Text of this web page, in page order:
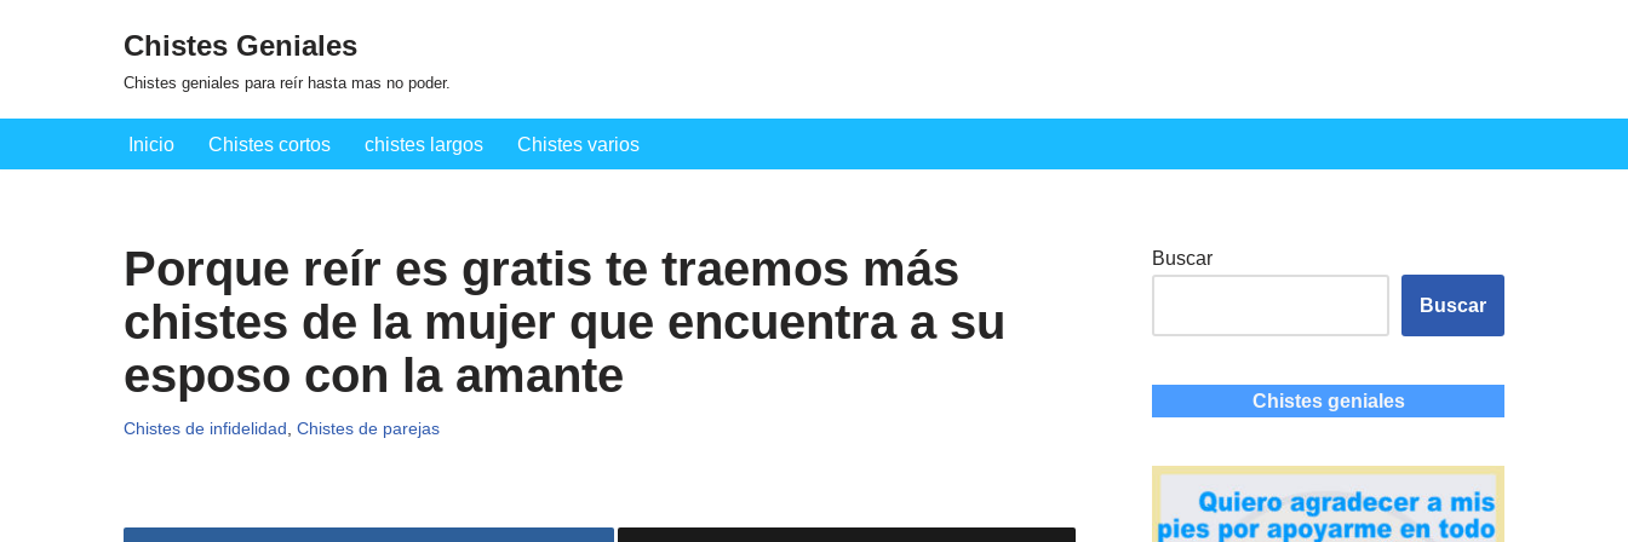
Chistes Geniales
Chistes geniales para reír hasta mas no poder.
Inicio Chistes cortos chistes largos Chistes varios
Porque reír es gratis te traemos más
chistes de la mujer que encuentra a su
esposo con la amante
Chistes de infidelidad Chistes de parejas
Buscar
Buscar
Chistes geniales